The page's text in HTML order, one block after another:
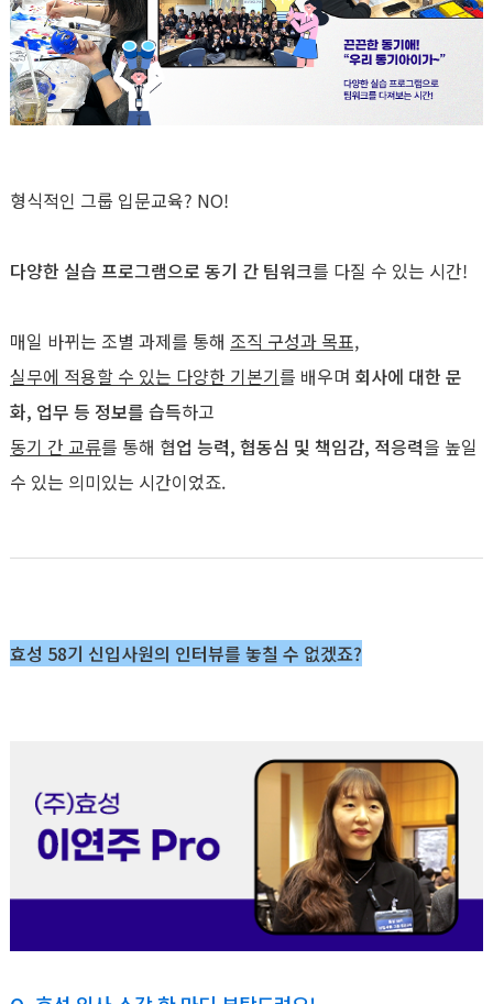
형식적인 그룹 입문교육? NO!
다양한 실습 프로그램으로 동기 간 팀워크를 다질 수 있는 시간!
매일 바뀌는 조별 과제를 통해 조직 구성과 목표,
실무에 적용할 수 있는 다양한 기본기를 배우며 회사에 대한 문
화, 업무 등 정보를 습득하고
동기 간 교류를 통해 협업 능력, 협동심 및 책임감, 적응력을 높일
수 있는 의미있는 시간이었죠.
효성 58기 신입사원의 인터뷰를 놓칠 수 없겠죠?